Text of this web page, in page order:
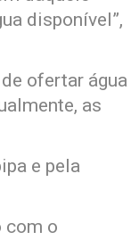
disponível”,
ofertar água
as
e pela
com o